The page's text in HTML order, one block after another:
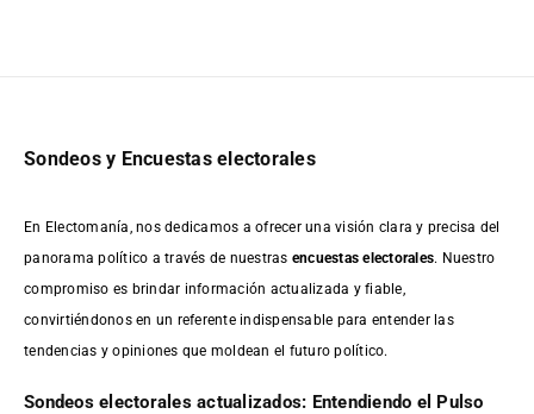
Sondeos y Encuestas electorales
En Electomanía, nos dedicamos a ofrecer una visión clara y precisa del
panorama político a través de nuestras encuestas electorales. Nuestro
compromiso es brindar información actualizada y fiable,
convirtiéndonos en un referente indispensable para entender las
tendencias y opiniones que moldean el futuro político.
Sondeos electorales actualizados: Entendiendo el Pulso